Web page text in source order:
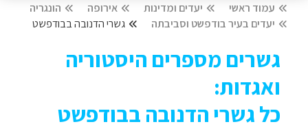
עמוד ראשי יעדים ומדינות אירופה
הונגריה
יעדים בעיר בודפשט וסביבתה
גשרי הדנובה בבודפשט
גשרים מספרים היסטוריה
ואגדות:
כל גשרי הדנובה בבודפשט